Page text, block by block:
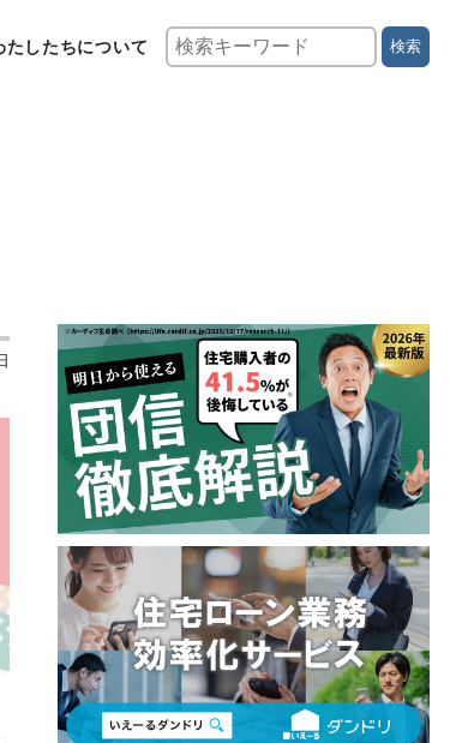
たしたちについて 検索